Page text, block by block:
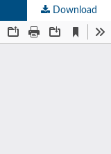
Download